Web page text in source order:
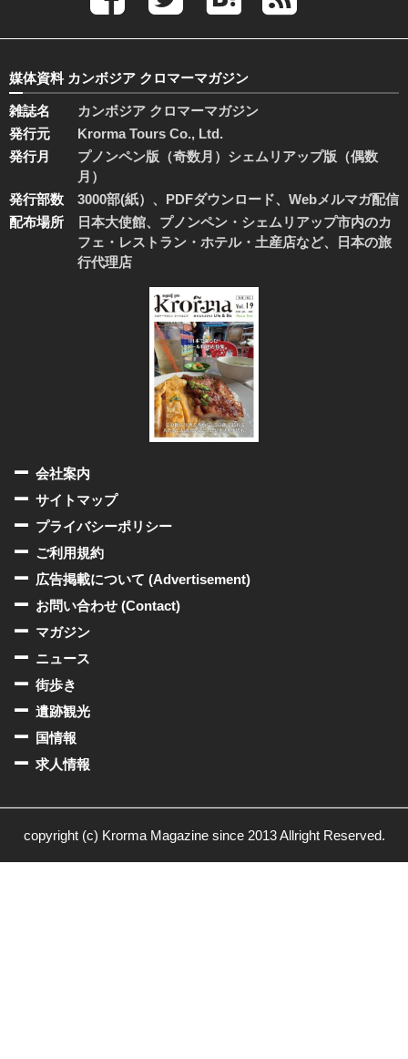
媒体資料 カンボジア クロマーマガジン
雑誌名
カンボジア クロマーマガジン
発行元
Krorma Tours Co., Ltd.
発行月
プノンペン版（奇数月）シェムリアップ版（偶数
月）
発行部数
3000部(紙）、PDFダウンロード、Webメルマガ配信
配布場所
日本大使館、プノンペン・シェムリアップ市内のカ
フェ・レストラン・ホテル・土産店など、日本の旅
行代理店
会社案内
サイトマップ
プライバシーポリシー
ご利用規約
広告掲載について (Advertisement)
お問い合わせ (Contact)
マガジン
ニュース
街歩き
遺跡観光
国情報
求人情報
copyright (c) Krorma Magazine since 2013 Allright Reserved.